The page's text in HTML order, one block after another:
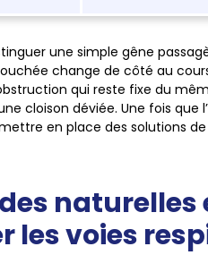
une simple gêne
change de côté au
qui reste fixe du
cloison déviée. Une fois que
en place des solutions
naturelles
les voies